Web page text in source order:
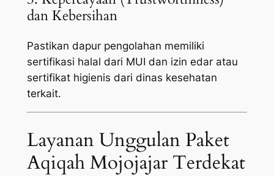
dan Kebersihan
Pastikan dapur pengolahan memiliki
sertifikasi halal dari MUI dan izin edar atau
sertifikat higienis dari dinas kesehatan
terkait.
Layanan Unggulan Paket
Aqiqah Mojojajar Terdekat